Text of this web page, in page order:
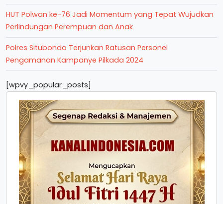
HUT Polwan ke-76 Jadi Momentum yang Tepat Wujudkan
Perlindungan Perempuan dan Anak
Polres Situbondo Terjunkan Ratusan Personel
Pengamanan Kampanye Pilkada 2024
[wpvy_popular_posts]